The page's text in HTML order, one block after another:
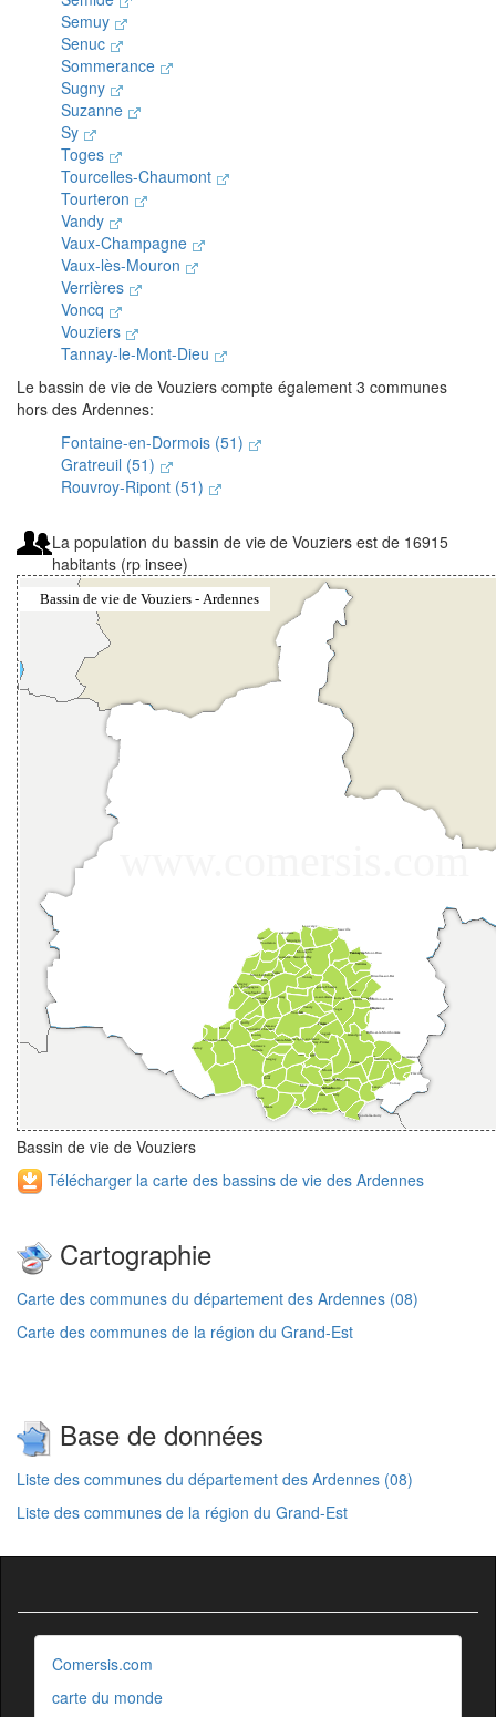
Semuy
Senuc
Sommerance
Sugny
Suzanne
Sy
Toges
Tourcelles-Chaumont
Tourteron
Vandy
Vaux-Champagne
Vaux-lès-Mouron
Verrières
Voncq
Vouziers
Tannay-le-Mont-Dieu
Le bassin de vie de Vouziers compte également 3 communes
hors des Ardennes:
Fontaine-en-Dormois (51)
Gratreuil (51)
Rouvroy-Ripont (51)
La population du bassin de vie de Vouziers est de 16915
habitants (rp insee)
Bassin de vie de Vouziers
Télécharger la carte des bassins de vie des Ardennes
Cartographie
Carte des communes du département des Ardennes (08)
Carte des communes de la région du Grand-Est
Base de données
Liste des communes du département des Ardennes (08)
Liste des communes de la région du Grand-Est
Comersis.com
carte du monde